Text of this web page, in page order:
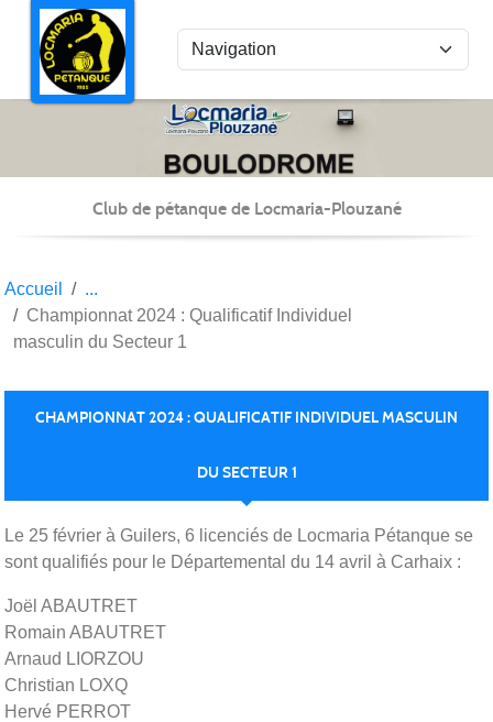
Club de pétanque de Locmaria-Plouzané
Accueil
Championnat 2024 : Qualificatif Individuel
masculin du Secteur 1
CHAMPIONNAT 2024 : QUALIFICATIF INDIVIDUEL MASCULIN
DU SECTEUR 1
Le 25 février à Guilers, 6 licenciés de Locmaria Pétanque se
sont qualifiés pour le Départemental du 14 avril à Carhaix :
Joël ABAUTRET
Romain ABAUTRET
Arnaud LIORZOU
Christian LOXQ
Hervé PERROT
Panneau de gestion des cookies